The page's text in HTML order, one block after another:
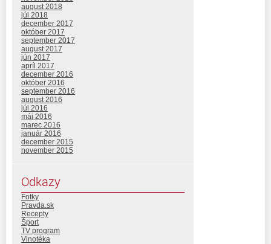
august 2018
júl 2018
december 2017
október 2017
september 2017
august 2017
jún 2017
apríl 2017
december 2016
október 2016
september 2016
august 2016
júl 2016
máj 2016
marec 2016
január 2016
december 2015
november 2015
Odkazy
Fotky
Pravda.sk
Recepty
Šport
TV program
Vinotéka